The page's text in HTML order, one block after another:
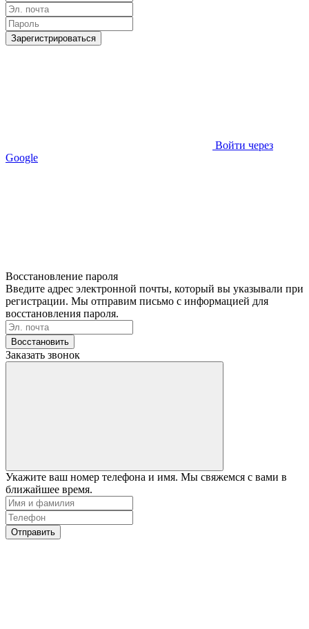
Зарегистрироваться
Войти через
Google
Восстановление пароля
Введите адрес электронной почты, который вы указывали при
регистрации. Мы отправим письмо с информацией для
восстановления пароля.
Восстановить
Заказать звонок
Укажите ваш номер телефона и имя. Мы свяжемся с вами в
ближайшее время.
Отправить